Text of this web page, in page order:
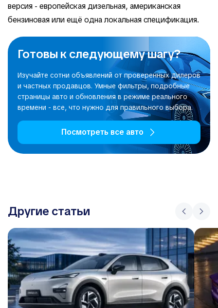
версия - европейская дизельная, американская
бензиновая или ещё одна локальная спецификация.
Готовы к следующему шагу?
Изучайте сотни объявлений от проверенных дилеров
и частных продавцов. Умные фильтры, подробные
страницы авто и обновления в режиме реального
времени - все, что нужно для правильного выбора.
Посмотреть все авто
Другие статьи